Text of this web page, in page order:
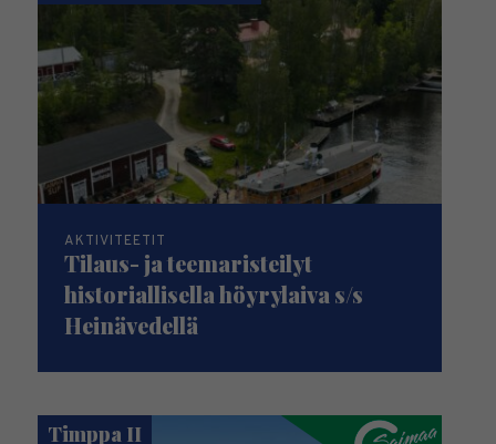
AKTIVITEETIT
Tilaus- ja teemaristeilyt
historiallisella höyrylaiva s/s
Heinävedellä
Timppa II